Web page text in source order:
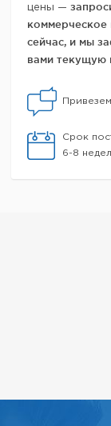
цены —
сейчас, и мы
вами текущую
Срок
6-8